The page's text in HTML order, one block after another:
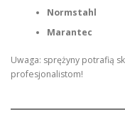
Normstahl
Marantec
Uwaga: sprężyny potrafią
profesjonalistom!